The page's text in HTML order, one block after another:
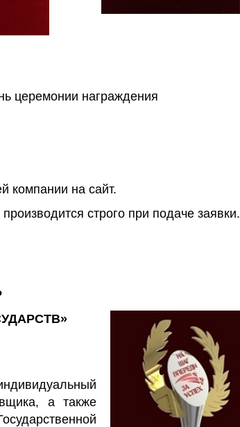
церемонии награждения
компании на сайт.
строго при подаче заявки.
а также